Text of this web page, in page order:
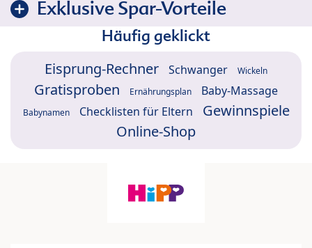
Exklusive Spar-Vorteile
Häufig geklickt
Eisprung-Rechner Schwanger Wickeln
Gratisproben Ernährungsplan Baby-Massage
Babynamen Checklisten für Eltern
Gewinnspiele
Online-Shop